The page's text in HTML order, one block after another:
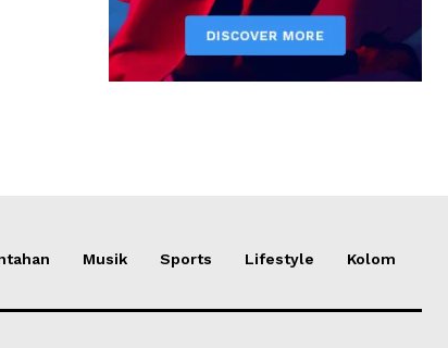
Musik Sports Lifestyle Kolom